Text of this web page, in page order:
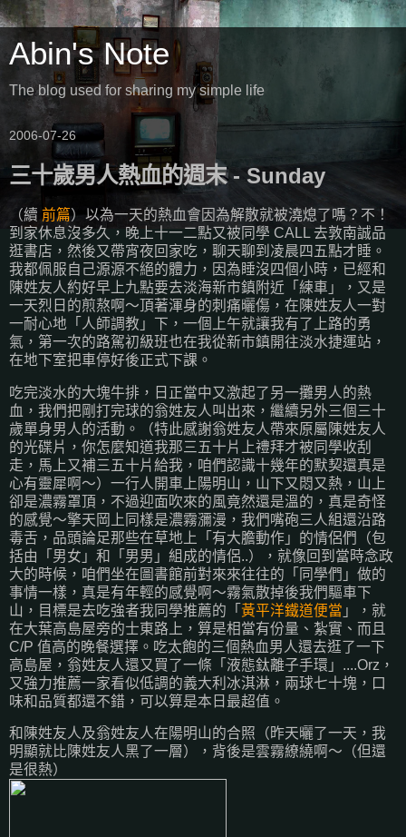
Abin's Note
The blog used for sharing my simple life
2006-07-26
三十歲男人熱血的週末 - Sunday
（續 前篇）以為一天的熱血會因為解散就被澆熄了嗎？不！
到家休息沒多久，晚上十一二點又被同學 CALL 去敦南誠品
逛書店，然後又帶宵夜回家吃，聊天聊到凌晨四五點才睡。
我都佩服自己源源不絕的體力，因為睡沒四個小時，已經和
陳姓友人約好早上九點要去淡海新市鎮附近「練車」，又是
一天烈日的煎熬啊～頂著渾身的刺痛曬傷，在陳姓友人一對
一耐心地「人師調教」下，一個上午就讓我有了上路的勇
氣，第一次的路駕初級班也在我從新市鎮開往淡水捷運站，
在地下室把車停好後正式下課。
吃完淡水的大塊牛排，日正當中又激起了另一攤男人的熱
血，我們把剛打完球的翁姓友人叫出來，繼續另外三個三十
歲單身男人的活動。（特此感謝翁姓友人帶來原屬陳姓友人
的光碟片，你怎麼知道我那三五十片上禮拜才被同學收刮
走，馬上又補三五十片給我，咱們認識十幾年的默契還真是
心有靈犀啊～）一行人開車上陽明山，山下又悶又熱，山上
卻是濃霧罩頂，不過迎面吹來的風竟然還是溫的，真是奇怪
的感覺～擎天岡上同樣是濃霧瀰漫，我們嘴砲三人組還沿路
毒舌，品頭論足那些在草地上「有大膽動作」的情侶們（包
括由「男女」和「男男」組成的情侶..），就像回到當時念政
大的時候，咱們坐在圖書館前對來來往往的「同學們」做的
事情一樣，真是有年輕的感覺啊～霧氣散掉後我們驅車下
山，目標是去吃強者我同學推薦的「 黃平洋鐵道便當 」，就
在大葉高島屋旁的士東路上，算是相當有份量、紮實、而且
C/P 值高的晚餐選擇。吃太飽的三個熱血男人還去逛了一下
高島屋，翁姓友人還又買了一條「液態鈦離子手環」....Orz，
又強力推薦一家看似低調的義大利冰淇淋，兩球七十塊，口
味和品質都還不錯，可以算是本日最超值。
和陳姓友人及翁姓友人在陽明山的合照（昨天曬了一天，我
明顯就比陳姓友人黑了一層），背後是雲霧繚繞啊～（但還
是很熱）